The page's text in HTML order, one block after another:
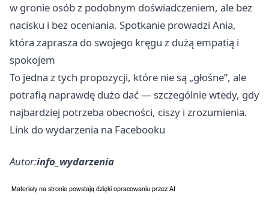
w gronie osób z podobnym doświadczeniem, ale bez
nacisku i bez oceniania. Spotkanie prowadzi Ania,
która zaprasza do swojego kręgu z dużą empatią i
spokojem
To jedna z tych propozycji, które nie są „głośne”, ale
potrafią naprawdę dużo dać — szczególnie wtedy, gdy
najbardziej potrzeba obecności, ciszy i zrozumienia.
Link do wydarzenia na Facebooku
Autor:info_wydarzenia